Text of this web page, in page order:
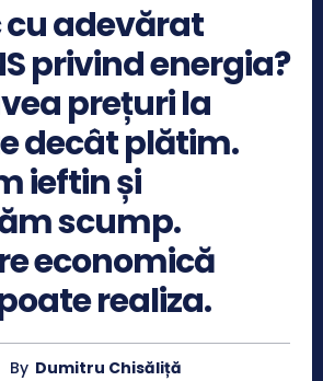
cu adevărat
privind energia?
prețuri la
decât plătim.
ieftin și
scump.
economică
realiza.
By Dumitru Chisăliță